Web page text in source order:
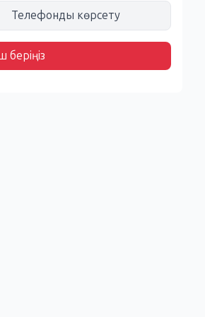
Телефонды көрсету
беріңіз